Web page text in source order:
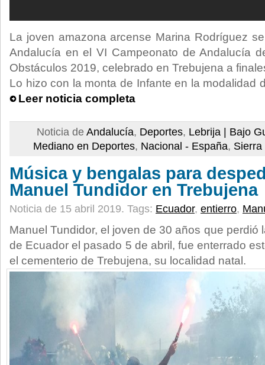
La joven amazona arcense Marina Rodríguez
Andalucía en el VI Campeonato de Andalucía
Obstáculos 2019, celebrado en Trebujena a
Lo hizo con la monta de Infante en la modalidad
Leer noticia completa
Noticia de Andalucía, Deportes, Lebrija | Bajo
Mediano en Deportes, Nacional - España, Sierra
Música y bengalas para
Manuel Tundidor en Trebujena
Noticia de 15 abril 2019. Tags: Ecuador, entierro,
Manuel Tundidor, el joven de 30 años que perdió
de Ecuador el pasado 5 de abril, fue enterrado
el cementerio de Trebujena, su localidad natal.